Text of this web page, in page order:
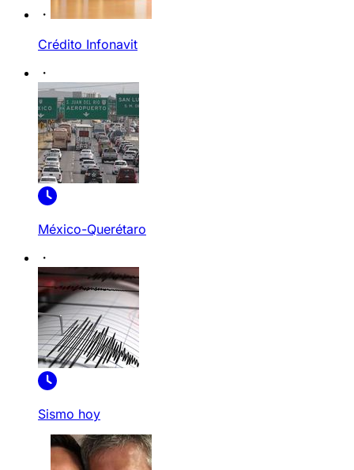
Crédito Infonavit
México-Querétaro
Sismo hoy